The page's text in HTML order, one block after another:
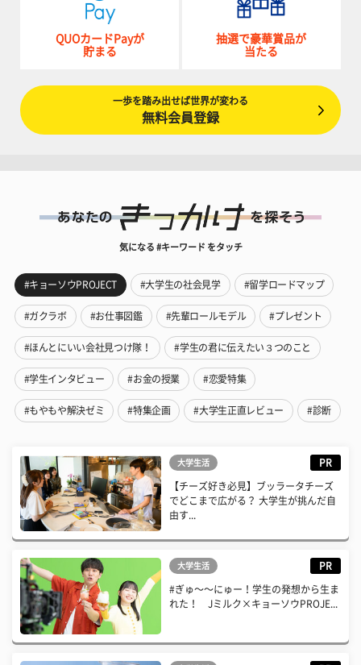
QUOカードPayが
貯まる
抽選で豪華賞品が
当たる
一歩を踏み出せば世界が変わる
無料会員登録
気になる #キーワード をタッチ
#キョーソウPROJECT #大学生の社会見学 #留学ロードマップ
#ガクラボ #お仕事図鑑 #先輩ロールモデル #プレゼント
#ほんとにいい会社見つけ隊！ #学生の君に伝えたい３つのこと
#学生インタビュー #お金の授業 #恋愛特集
#もやもや解決ゼミ #特集企画 #大学生正直レビュー #診断
大学生活 PR
【チーズ好き必見】ブッラータチーズ
でどこまで広がる？ 大学生が挑んだ自
由す...
大学生活 PR
#ぎゅ〜〜にゅー！学生の発想から生ま
れた！ Jミルク×キョーソウPROJE...